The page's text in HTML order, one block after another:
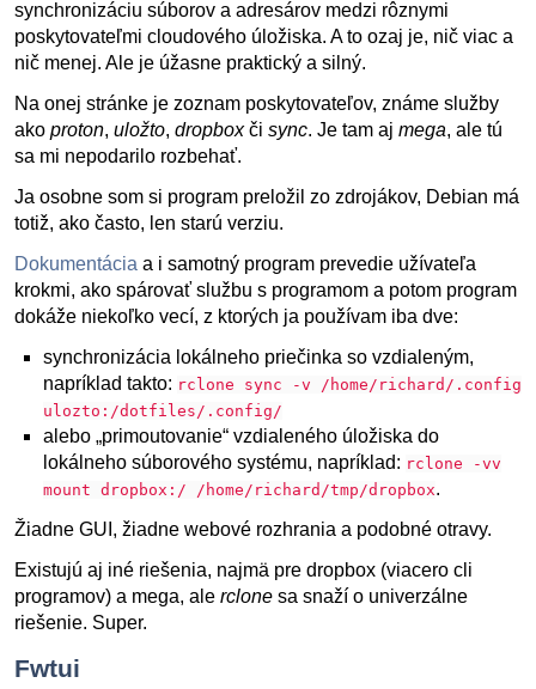
synchronizáciu súborov a adresárov medzi rôznymi
poskytovateľmi cloudového úložiska. A to ozaj je, nič viac a
nič menej. Ale je úžasne praktický a silný.
Na onej stránke je zoznam poskytovateľov, známe služby
ako proton, uložto, dropbox či sync. Je tam aj mega, ale tú
sa mi nepodarilo rozbehať.
Ja osobne som si program preložil zo zdrojákov, Debian má
totiž, ako často, len starú verziu.
Dokumentácia a i samotný program prevedie užívateľa
krokmi, ako spárovať službu s programom a potom program
dokáže niekoľko vecí, z ktorých ja používam iba dve:
synchronizácia lokálneho priečinka so vzdialeným,
napríklad takto: rclone sync -v /home/richard/.config
ulozto:/dotfiles/.config/
alebo „primoutovanie“ vzdialeného úložiska do
lokálneho súborového systému, napríklad: rclone -vv
mount dropbox:/ /home/richard/tmp/dropbox.
Žiadne GUI, žiadne webové rozhrania a podobné otravy.
Existujú aj iné riešenia, najmä pre dropbox (viacero cli
programov) a mega, ale rclone sa snaží o univerzálne
riešenie. Super.
Fwtui